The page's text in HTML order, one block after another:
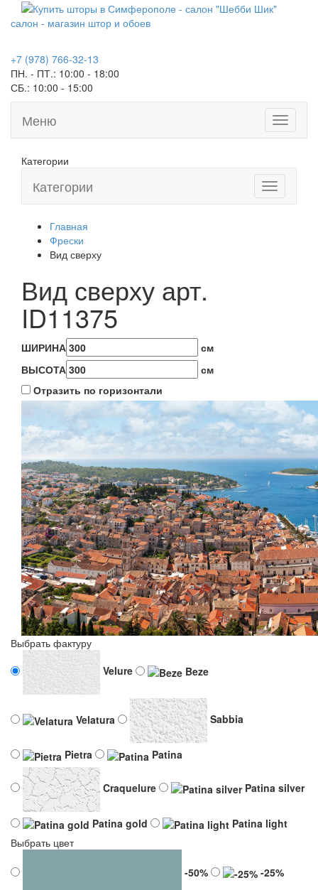
салон - магазин штор и обоев
+7 (978) 766-32-13
ПН. - ПТ.: 10:00 - 18:00
СБ.: 10:00 - 15:00
Toggle
Меню
Категории
Toggle
navigation
Категории
Главная
Фрески
Вид сверху
Вид сверху арт.
ID11375
ШИРИНА
см
ВЫСОТА
см
Отразить по горизонтали
Выбрать фактуру
Velure
Beze
Velatura Sabbia
Pietra Patina
Craquelure Patina silver
Patina gold
Patina light
Выбрать цвет
-50% -25%